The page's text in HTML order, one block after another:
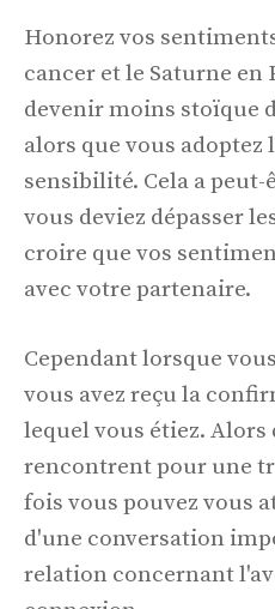
Honorez vos
cancer et le Saturne en
devenir moins stoïque
alors que vous
sensibilité. Cela a
vous deviez dépasser
croire que vos
avec votre partenaire.
Cependant lorsque
vous avez reçu la
lequel vous étiez. Alors
rencontrent pour une
fois vous pouvez vous
d'une conversation
relation concernant